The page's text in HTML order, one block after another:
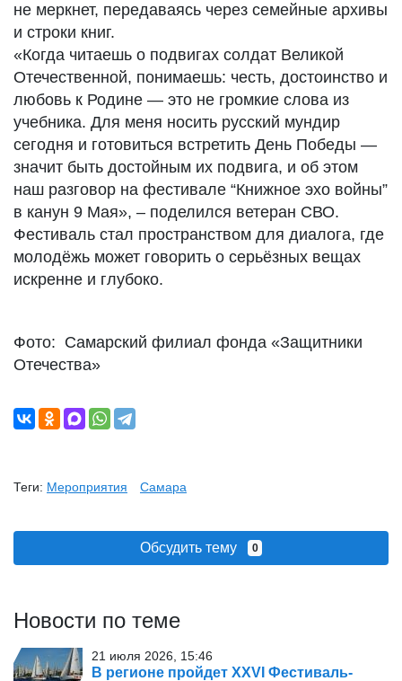
не меркнет, передаваясь через семейные архивы
и строки книг.
«Когда читаешь о подвигах солдат Великой
Отечественной, понимаешь: честь, достоинство и
любовь к Родине — это не громкие слова из
учебника. Для меня носить русский мундир
сегодня и готовиться встретить День Победы —
значит быть достойным их подвига, и об этом
наш разговор на фестивале “Книжное эхо войны”
в канун 9 Мая», – поделился ветеран СВО.
Фестиваль стал пространством для диалога, где
молодёжь может говорить о серьёзных вещах
искренне и глубоко.
Фото: Самарский филиал фонда «Защитники
Отечества»
Теги: Мероприятия Самара
Обсудить тему 0
Новости по теме
21 июля 2026, 15:46
В регионе пройдет XXVI Фестиваль-